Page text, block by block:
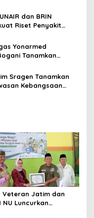
Bencana
dan BRIN
Riset Penyakit
Nasional
Yonarmed
Tanamkan
Sragen Tanamkan
Kebangsaan
Veteran Jatim dan
NU Luncurkan